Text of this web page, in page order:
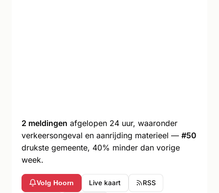
2 meldingen afgelopen 24 uur, waaronder
verkeersongeval en aanrijding materieel — #50
drukste gemeente, 40% minder dan vorige
week.
Volg Hoorn Live kaart RSS